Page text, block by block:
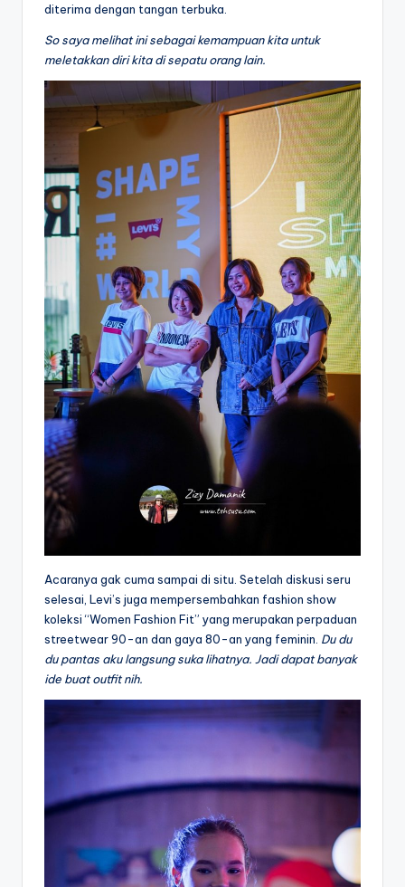
diterima dengan tangan terbuka.
So saya melihat ini sebagai kemampuan kita untuk
meletakkan diri kita di sepatu orang lain.
Acaranya gak cuma sampai di situ. Setelah diskusi seru
selesai, Levi’s juga mempersembahkan fashion show
koleksi “Women Fashion Fit” yang merupakan perpaduan
streetwear 90-an dan gaya 80-an yang feminin. Du du
du pantas aku langsung suka lihatnya. Jadi dapat banyak
ide buat outfit nih.